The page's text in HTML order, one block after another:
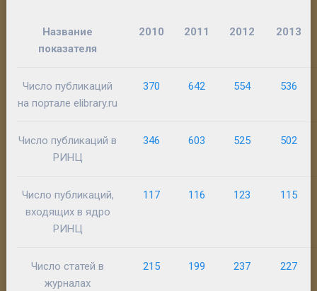
Название
показателя
2010 2011 2012 2013
Число публикаций
на портале elibrary.ru
370 642 554 536
Число публикаций в
РИНЦ
346 603 525 502
Число публикаций,
входящих в ядро
РИНЦ
117 116 123 115
Число статей в
журналах
215 199 237 227